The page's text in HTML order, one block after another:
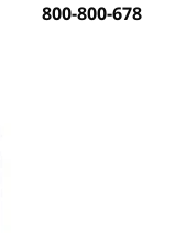
800-800-678